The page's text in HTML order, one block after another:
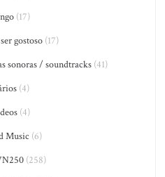
(17)
gostoso (17)
sonoras / soundtracks(41)
(4)
(4)
Music (6)
(258)